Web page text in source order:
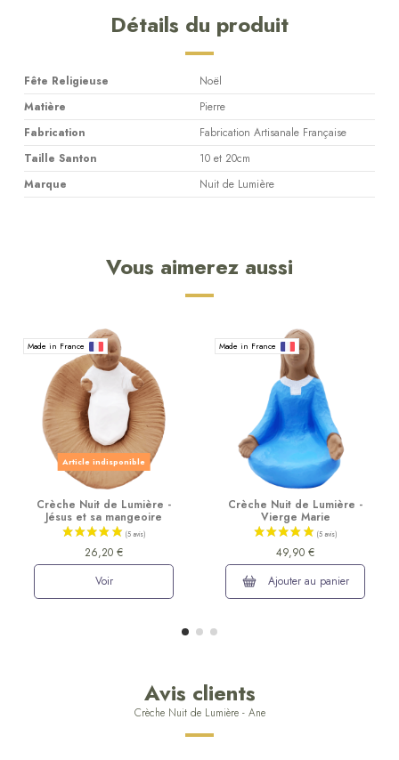
Détails du produit
Fête Religieuse
Noël
Matière
Pierre
Fabrication
Fabrication Artisanale Française
Taille Santon
10 et 20cm
Marque
Nuit de Lumière
Vous aimerez aussi
Made in France
Article indisponible
Crèche Nuit de Lumière -
Jésus et sa mangeoire
26,20 €
Voir
Made in France
Crèche Nuit de Lumière -
Vierge Marie
49,90 €
Ajouter au panier
Avis clients
Crèche Nuit de Lumière - Ane